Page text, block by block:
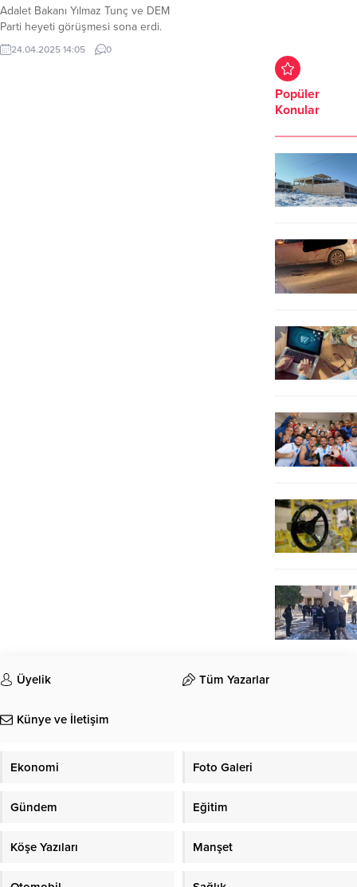
Adalet Bakanı Yılmaz Tunç ve DEM
Parti heyeti görüşmesi sona erdi.
Terörsüz Türkiye süreci
kapsamında yapılan görüşme bitti.
24.04.2025 14:05 0
Popüler
Konular
Üyelik Tüm Yazarlar
Künye ve İletişim
Ekonomi Foto Galeri
Gündem Eğitim
Köşe Yazıları Manşet